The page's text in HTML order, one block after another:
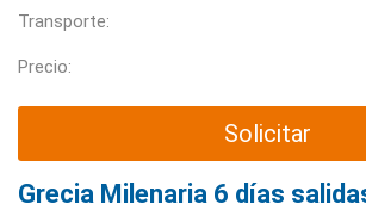
Transporte:
Precio:
Solicitar
Grecia Milenaria 6 días